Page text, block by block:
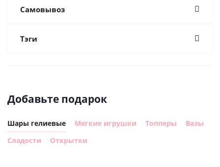
Самовывоз
Тэги
Добавьте подарок
Шары гелиевые Мягкие игрушки Топперы
Вазы
Сладости
Открытки